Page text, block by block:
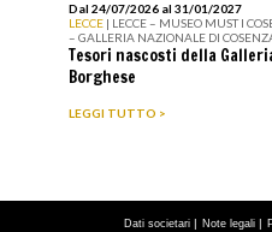
Dal 24/07/2026 al 31/01/2027
LECCE | LECCE – MUSEO MUST I
– GALLERIA NAZIONALE DI
Tesori nascosti della
Borghese
LEGGI TUTTO >
Dati societari Note legali